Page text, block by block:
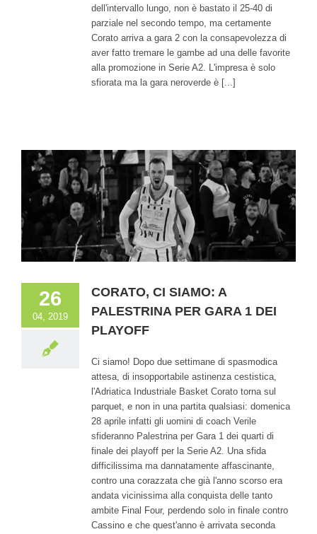
dell'intervallo lungo, non è bastato il 25-40 di
parziale nel secondo tempo, ma certamente
Corato arriva a gara 2 con la consapevolezza di
aver fatto tremare le gambe ad una delle favorite
alla promozione in Serie A2. L'impresa è solo
sfiorata ma la gara neroverde è [...]
26
04, 2019
CORATO, CI SIAMO: A
PALESTRINA PER GARA 1 DEI
PLAYOFF
Ci siamo! Dopo due settimane di spasmodica
attesa, di insopportabile astinenza cestistica,
l'Adriatica Industriale Basket Corato torna sul
parquet, e non in una partita qualsiasi: domenica
28 aprile infatti gli uomini di coach Verile
sfideranno Palestrina per Gara 1 dei quarti di
finale dei playoff per la Serie A2. Una sfida
difficilissima ma dannatamente affascinante,
contro una corazzata che già l'anno scorso era
andata vicinissima alla conquista delle tanto
ambite Final Four, perdendo solo in finale contro
Cassino e che quest'anno è arrivata seconda